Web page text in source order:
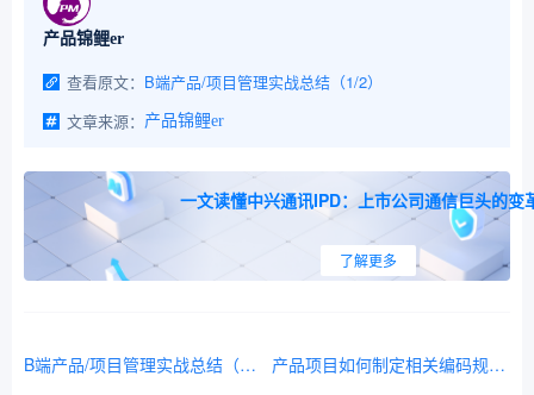
产品锦鲤er
查看原文： B端产品/项目管理实战总结（1/2）
文章来源：
产品锦鲤er
一文读懂中兴通讯IPD：上市公司通信巨头的变
了解更多
B端产品/项目管理实战总结（2/2）
产品项目如何制定相关编码规则？